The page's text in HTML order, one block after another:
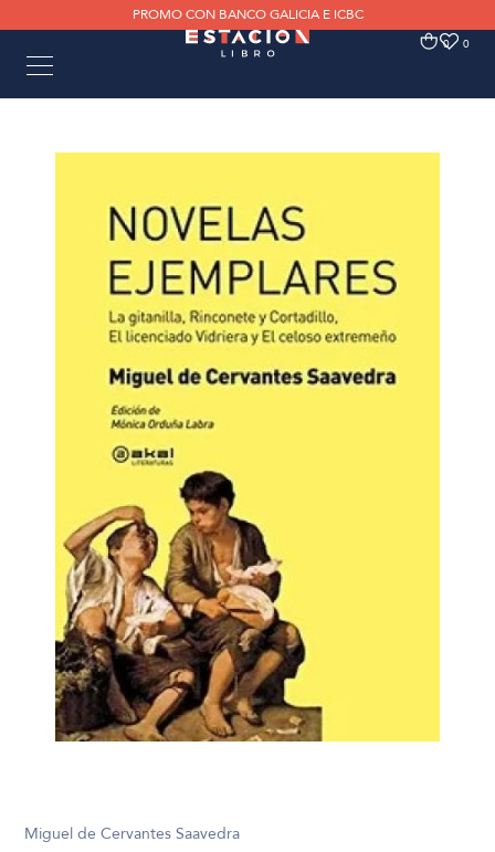
PROMO CON BANCO GALICIA E ICBC
0 0
Miguel de Cervantes Saavedra